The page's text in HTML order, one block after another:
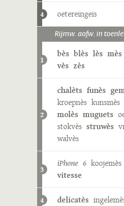
4 oetereingeis
Rijmw. aofw. in
1
bès blès lès mès
vès zès
2
chalèts funès
kroepnès kunsmès
molès muguets
stokvès struwès
walvès
3
iPhone 6 koojemès
vitesse
4 delicatès